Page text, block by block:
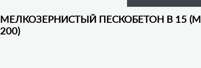
МЕЛКОЗЕРНИСТЫЙ ПЕСКОБЕТОН В 15 (М
200)